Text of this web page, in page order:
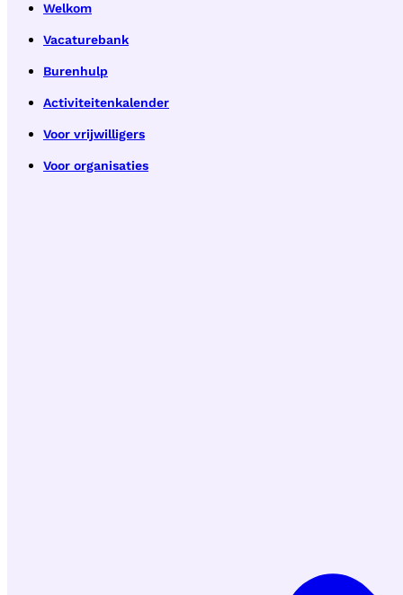
Welkom
Vacaturebank
Burenhulp
Activiteitenkalender
Voor vrijwilligers
Voor organisaties